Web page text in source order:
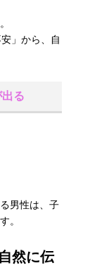
」から、自
る
男性は、子
。
然に伝